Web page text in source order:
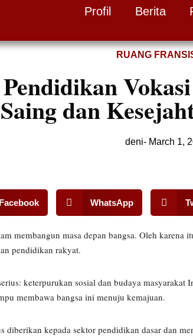
Profil Berita
RUANG
Saing dan
deni- March 1,
Facebook WhatsApp
membangun masa depan bangsa. Oleh
pendidikan rakyat.
keterpurukan sosial dan budaya
membawa bangsa ini menuju kemajuan.
diberikan kepada sektor pendidikan dasar dan